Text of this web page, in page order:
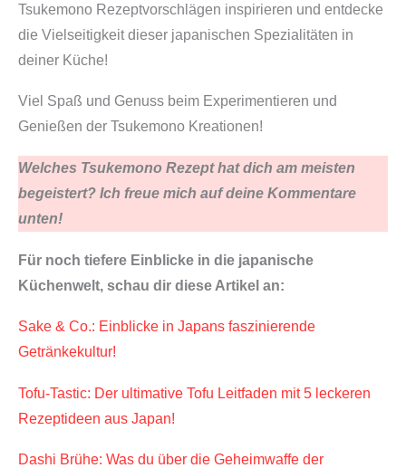
Tsukemono Rezeptvorschlägen inspirieren und entdecke
die Vielseitigkeit dieser japanischen Spezialitäten in
deiner Küche!
Viel Spaß und Genuss beim Experimentieren und
Genießen der Tsukemono Kreationen!
Welches Tsukemono Rezept hat dich am meisten
begeistert? Ich freue mich auf deine Kommentare
unten!
Für noch tiefere Einblicke in die japanische
Küchenwelt, schau dir diese Artikel an:
Sake & Co.: Einblicke in Japans faszinierende
Getränkekultur!
Tofu-Tastic: Der ultimative Tofu Leitfaden mit 5 leckeren
Rezeptideen aus Japan!
Dashi Brühe: Was du über die Geheimwaffe der